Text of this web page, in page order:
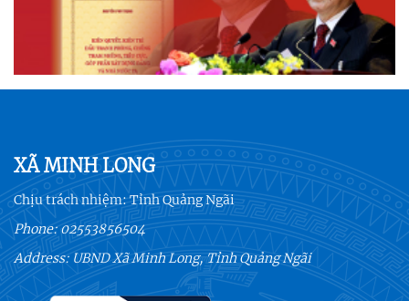
XÃ MINH LONG
Chịu trách nhiệm:Tỉnh Quảng Ngãi
Phone:02553856504
Address: UBND Xã Minh Long, Tỉnh Quảng Ngãi